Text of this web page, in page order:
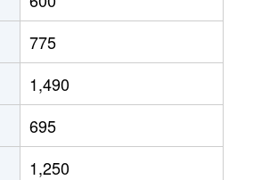
775
1,490
695
1,250